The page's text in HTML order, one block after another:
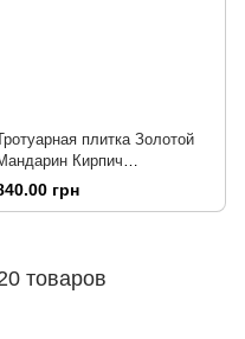
плитка Золотой
Кирпич
200х100 желтый.
грн
товаров